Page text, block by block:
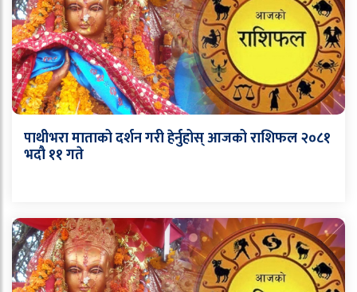
पाथीभरा माताको दर्शन गरी हेर्नुहोस् आजको राशिफल २०८१
भदौ ११ गते